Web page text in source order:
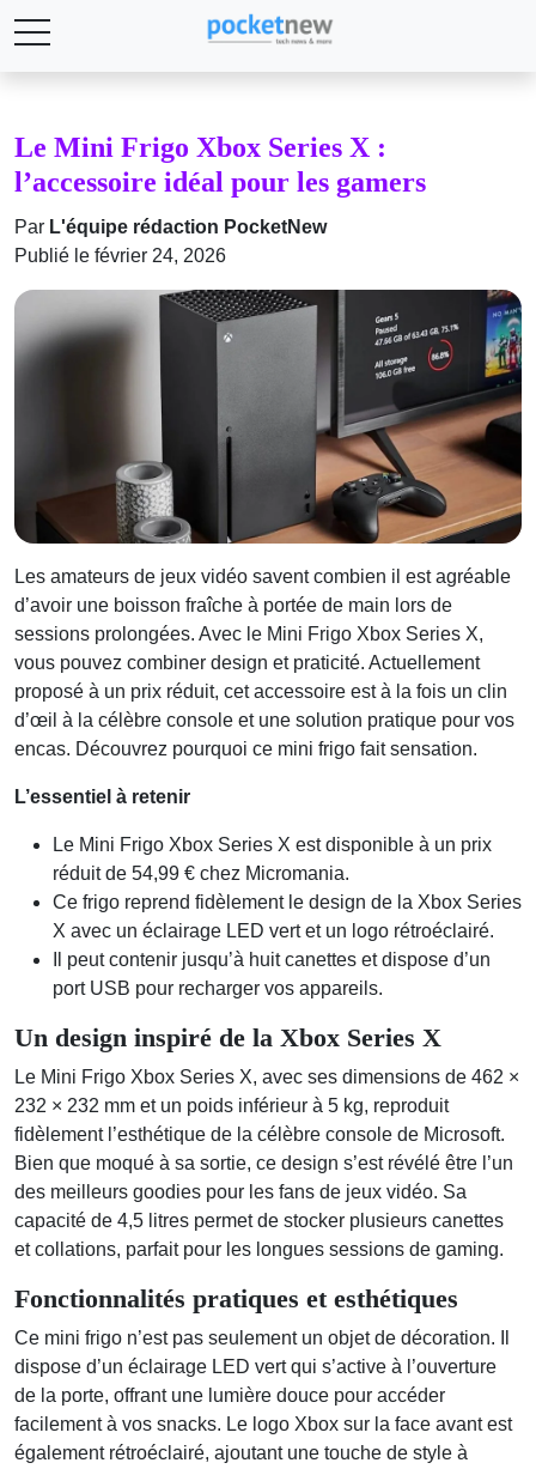
Le Mini Frigo Xbox Series X :
l’accessoire idéal pour les gamers
Par L'équipe rédaction PocketNew
Publié le février 24, 2026
Les amateurs de jeux vidéo savent combien il est agréable
d’avoir une boisson fraîche à portée de main lors de
sessions prolongées. Avec le Mini Frigo Xbox Series X,
vous pouvez combiner design et praticité. Actuellement
proposé à un prix réduit, cet accessoire est à la fois un clin
d’œil à la célèbre console et une solution pratique pour vos
encas. Découvrez pourquoi ce mini frigo fait sensation.
L’essentiel à retenir
Le Mini Frigo Xbox Series X est disponible à un prix
réduit de 54,99 € chez Micromania.
Ce frigo reprend fidèlement le design de la Xbox Series
X avec un éclairage LED vert et un logo rétroéclairé.
Il peut contenir jusqu’à huit canettes et dispose d’un
port USB pour recharger vos appareils.
Un design inspiré de la Xbox Series X
Le Mini Frigo Xbox Series X, avec ses dimensions de 462 ×
232 × 232 mm et un poids inférieur à 5 kg, reproduit
fidèlement l’esthétique de la célèbre console de Microsoft.
Bien que moqué à sa sortie, ce design s’est révélé être l’un
des meilleurs goodies pour les fans de jeux vidéo. Sa
capacité de 4,5 litres permet de stocker plusieurs canettes
et collations, parfait pour les longues sessions de gaming.
Fonctionnalités pratiques et esthétiques
Ce mini frigo n’est pas seulement un objet de décoration. Il
dispose d’un éclairage LED vert qui s’active à l’ouverture
de la porte, offrant une lumière douce pour accéder
facilement à vos snacks. Le logo Xbox sur la face avant est
également rétroéclairé, ajoutant une touche de style à